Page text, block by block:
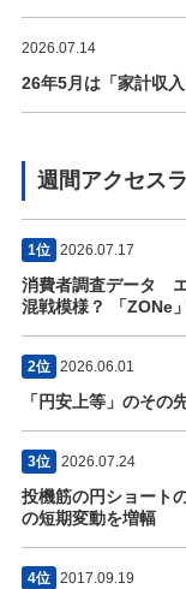
2026.07.14
26年5月は「家計収
週間アクセス
1位 2026.07.17
消費者調査データ
混戦模様？ 「ZONe
2位 2026.06.01
「円安上等」のその
3位 2026.07.24
投機筋の円ショート
の短期変動を増幅
4位 2017.09.19